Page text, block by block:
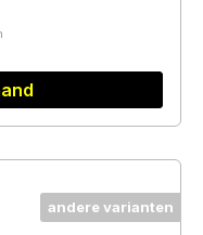
andere varianten